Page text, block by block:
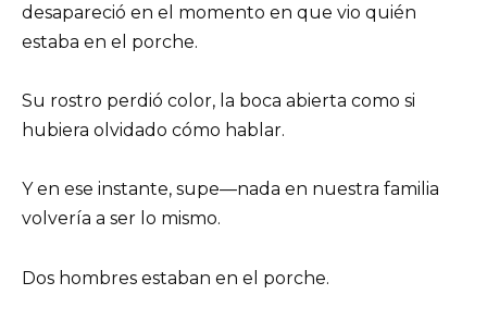
desapareció en el momento en que vio quién
estaba en el porche.
Su rostro perdió color, la boca abierta como si
hubiera olvidado cómo hablar.
Y en ese instante, supe—nada en nuestra familia
volvería a ser lo mismo.
Dos hombres estaban en el porche.